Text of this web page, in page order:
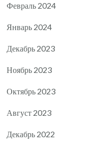
Февраль 2024
Январь 2024
Декабрь 2023
Ноябрь 2023
Октябрь 2023
Август 2023
Декабрь 2022